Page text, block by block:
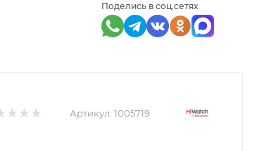
Поделись в соц.сетях
Артикул: 1005719